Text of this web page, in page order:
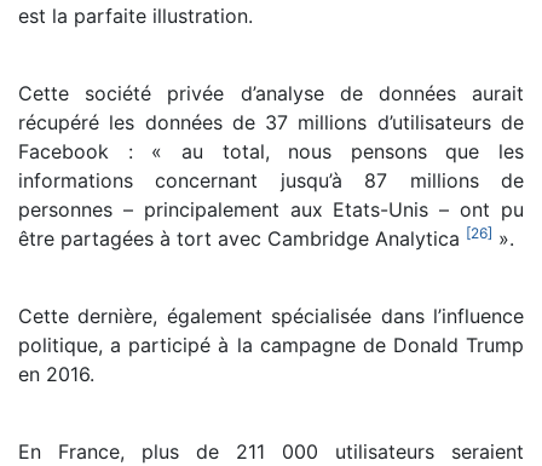
est la parfaite illustration.
Cette société privée d’analyse de données aurait
récupéré les données de 37 millions d’utilisateurs de
Facebook : « au total, nous pensons que les
informations concernant jusqu’à 87 millions de
personnes – principalement aux Etats-Unis – ont pu
être partagées à tort avec Cambridge Analytica [26] ».
Cette dernière, également spécialisée dans l’influence
politique, a participé à la campagne de Donald Trump
en 2016.
En France, plus de 211 000 utilisateurs seraient